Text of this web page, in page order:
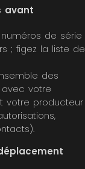
avant
de série
; figez la liste de
des
votre
votre producteur